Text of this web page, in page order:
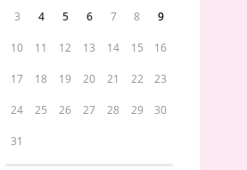
3 4 5 6 7 8 9
10 11 12 13 14 15 16
17 18 19 20 21 22 23
24 25 26 27 28 29 30
31